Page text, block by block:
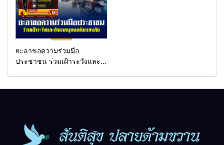
ยะลาขอความร่วมมือ
ประชาชน ร่วมเฝ้าระวังและ